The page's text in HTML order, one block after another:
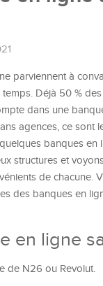
parviennent à
Déjà 50 %
dans une
agences, ce sont
banques en
structures et
de chacune.
des banques en
en ligne
de N26 ou Revolut.